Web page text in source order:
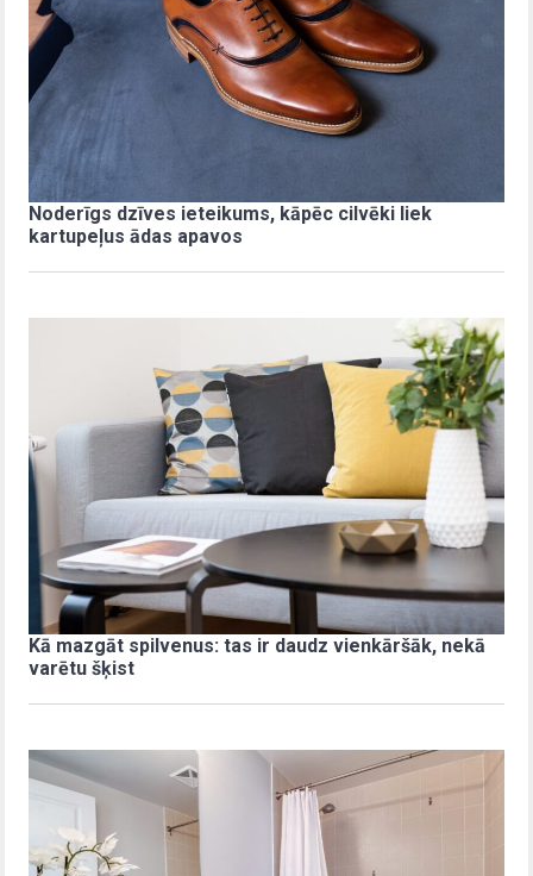
Noderīgs dzīves ieteikums, kāpēc cilvēki liek
kartupeļus ādas apavos
Kā mazgāt spilvenus: tas ir daudz vienkāršāk, nekā
varētu šķist